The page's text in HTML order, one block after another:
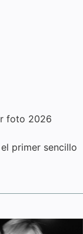
primer sencillo